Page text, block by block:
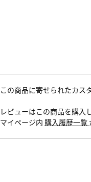
この商品に寄せられたカス
レビューはこの商品を購入
マイページ内 購入履歴一覧